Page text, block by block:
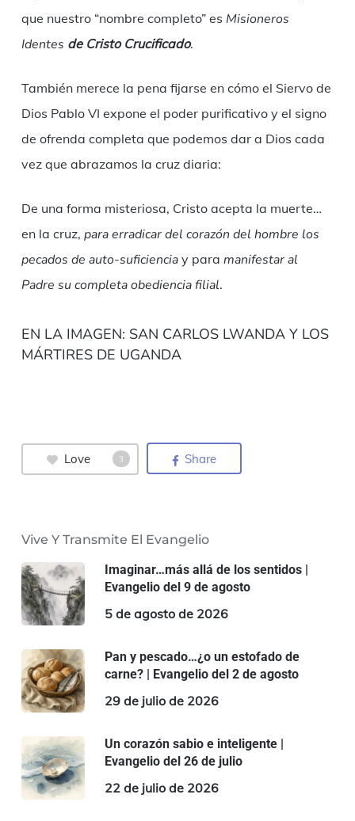
que nuestro “nombre completo” es Misioneros
Identes de Cristo Crucificado.
También merece la pena fijarse en cómo el Siervo de
Dios Pablo VI expone el poder purificativo y el signo
de ofrenda completa que podemos dar a Dios cada
vez que abrazamos la cruz diaria:
De una forma misteriosa, Cristo acepta la muerte…
en la cruz, para erradicar del corazón del hombre los
pecados de auto-suficienciay para manifestar al
Padre su completa obediencia filial.
EN LA IMAGEN: SAN CARLOS LWANDA Y LOS
MÁRTIRES DE UGANDA
Love 3 Share
Vive Y Transmite El Evangelio
Imaginar…más allá de los sentidos |
Evangelio del 9 de agosto
5 de agosto de 2026
Pan y pescado…¿o un estofado de
carne? | Evangelio del 2 de agosto
29 de julio de 2026
Un corazón sabio e inteligente |
Evangelio del 26 de julio
22 de julio de 2026